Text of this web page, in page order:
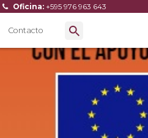
Oficina: +595 976 963 643
Contacto